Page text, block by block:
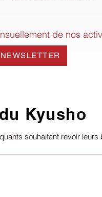
de nos
Kyusho
souhaitant revoir leurs